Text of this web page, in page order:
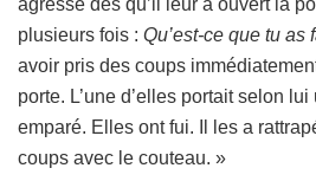
plusieurs fois : Qu’est-ce que tu as
avoir pris des coups
porte. L’une d’elles portait selon
emparé. Elles ont fui. Il les a
coups avec le couteau. »